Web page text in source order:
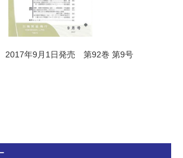
2017年9月1日発売 第92巻 第9号